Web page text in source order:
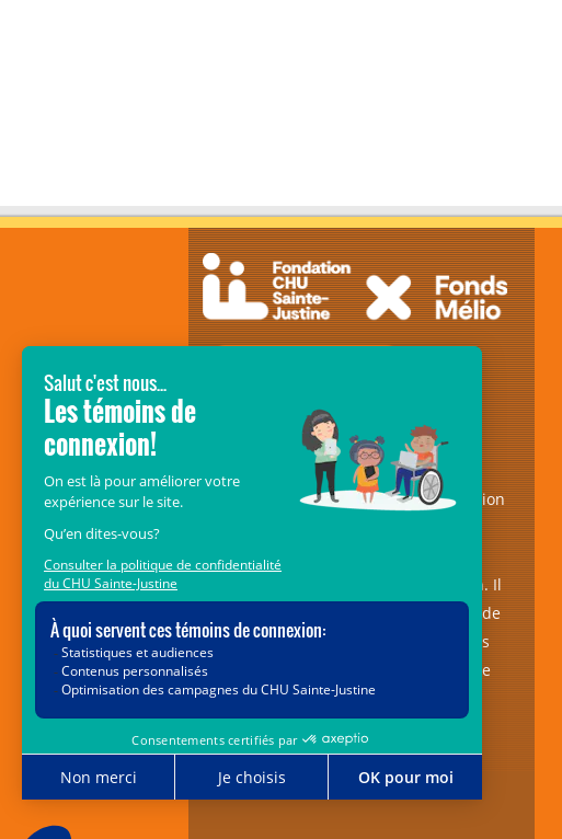
SOUTENEZ LES ENFANTS DU CRME
Fonds Mélio de la Fondation CHU
Sainte-Justine– anciennement Fondation
déploiement du pôle des maladies
musculosquelettiques et réadaptation. Il
est voué à l’amélioration de la qualité de
vie et de l’autonomie des 5 000 enfants
suivis au Centre de réadaptation Marie
Enfant et vivant avec une déficience
514 723-8950